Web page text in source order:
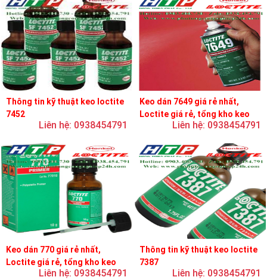
Thông tin kỹ thuật keo loctite
7452
Liên hệ: 0938454791
Keo dán 7649 giá rẻ nhất,
Loctite giá rẻ, tổng kho keo
Liên hệ: 0938454791
Keo dán 770 giá rẻ nhất,
Loctite giá rẻ, tổng kho keo
Liên hệ: 0938454791
Thông tin kỹ thuật keo loctite
7387
Liên hệ: 0938454791